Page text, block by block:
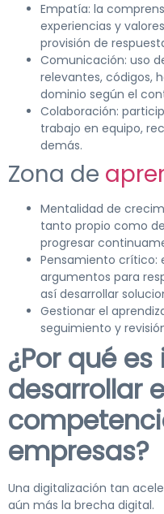
Empatía: la
experiencias y
provisión de
Comunicación: uso
relevantes, códigos,
dominio según el
Colaboración:
trabajo en equipo,
demás.
Zona de
Mentalidad de
tanto propio como
progresar
Pensamiento crítico:
argumentos para
así desarrollar
Gestionar el
seguimiento y
¿Por qué
desarrollar
empresas?
Una digitalización tan
aún más la brecha digital.